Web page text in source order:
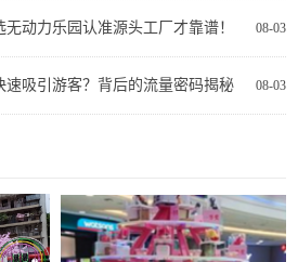
08-03
动力乐园认准源头工厂才靠谱！
08-03
速吸引游客？背后的流量密码揭秘